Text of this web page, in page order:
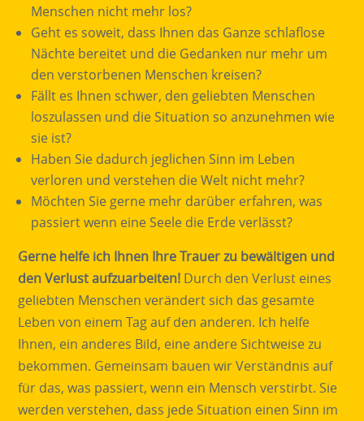
Menschen nicht mehr los?
Geht es soweit, dass Ihnen das Ganze schlaflose
Nächte bereitet und die Gedanken nur mehr um
den verstorbenen Menschen kreisen?
Fällt es Ihnen schwer, den geliebten Menschen
loszulassen und die Situation so anzunehmen wie
sie ist?
Haben Sie dadurch jeglichen Sinn im Leben
verloren und verstehen die Welt nicht mehr?
Möchten Sie gerne mehr darüber erfahren, was
passiert wenn eine Seele die Erde verlässt?
Gerne helfe ich Ihnen Ihre Trauer zu bewältigen und
den Verlust aufzuarbeiten! Durch den Verlust eines
geliebten Menschen verändert sich das gesamte
Leben von einem Tag auf den anderen. Ich helfe
Ihnen, ein anderes Bild, eine andere Sichtweise zu
bekommen. Gemeinsam bauen wir Verständnis auf
für das, was passiert, wenn ein Mensch verstirbt. Sie
werden verstehen, dass jede Situation einen Sinn im